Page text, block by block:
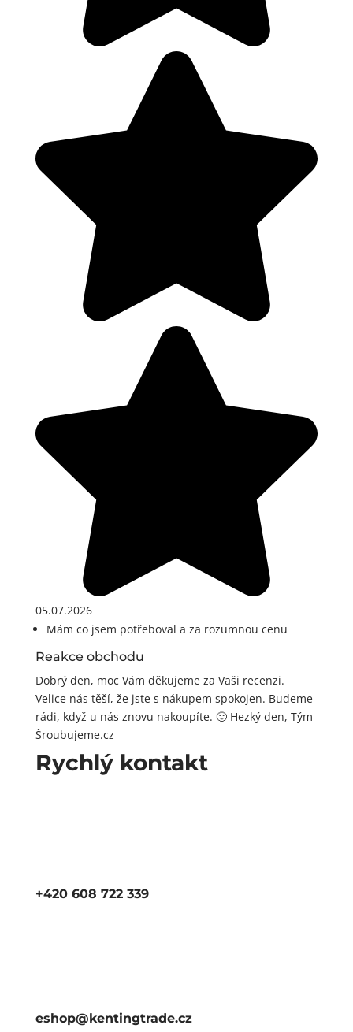
05.07.2026
Mám co jsem potřeboval a za rozumnou cenu
Reakce obchodu
Dobrý den, moc Vám děkujeme za Vaši recenzi.
Velice nás těší, že jste s nákupem spokojen. Budeme
rádi, když u nás znovu nakoupíte. 🙂 Hezký den, Tým
Šroubujeme.cz
Rychlý kontakt
+420 608 722 339
eshop@kentingtrade.cz